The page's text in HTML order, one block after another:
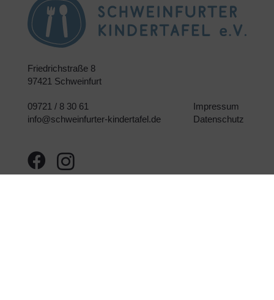
Friedrichstraße 8
97421 Schweinfurt
09721 / 8 30 61
info@schweinfurter-kindertafel.de
Impressum
Datenschutz